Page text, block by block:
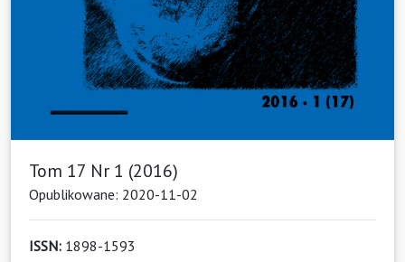
Tom 17 Nr 1 (2016)
Opublikowane: 2020-11-02
ISSN: 1898-1593